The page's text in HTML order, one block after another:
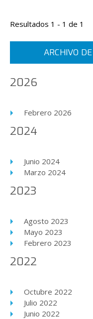
Resultados 1 - 1 de 1
ARCHIVO
2026
Febrero 2026
2024
Junio 2024
Marzo 2024
2023
Agosto 2023
Mayo 2023
Febrero 2023
2022
Octubre 2022
Julio 2022
Junio 2022